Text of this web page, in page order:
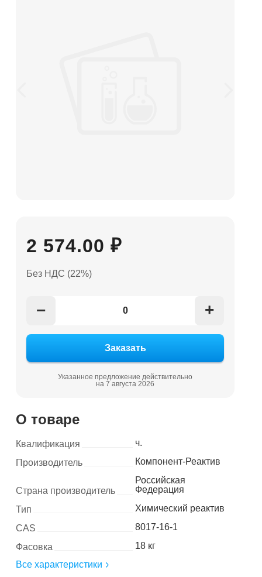
2 574.00 ₽
Без НДС (22%)
− +
Указанное предложение действительно
на 7 августа 2026
О товаре
Квалификация
ч.
Производитель
Компонент-Реактив
Страна производитель
Российская
Федерация
Тип
Химический реактив
CAS
8017-16-1
Фасовка
18 кг
Все характеристики